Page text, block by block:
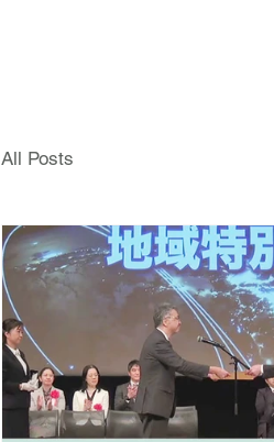
All Posts